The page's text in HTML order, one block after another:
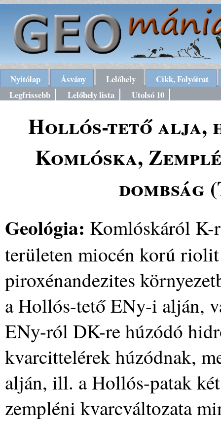
Nyitólap Ásvány Lelőhely
Cikk, Folyóirat
Legfrissebb
Lelőhely lista Utolsó 10
Hollós-tető alja,
Komlóska,
dombság
Geológia: Komlóskáról K-
területen miocén korú
piroxénandezites
a Hollós-tető ENy-i alján,
ENy-ról DK-re húzódó
kvarcittelérek húzódnak,
alján, ill. a Hollós-patak
zempléni kvarcváltozata